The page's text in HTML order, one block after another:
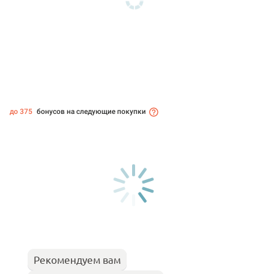
до 375 бонусов на следующие покупки
Рекомендуем вам